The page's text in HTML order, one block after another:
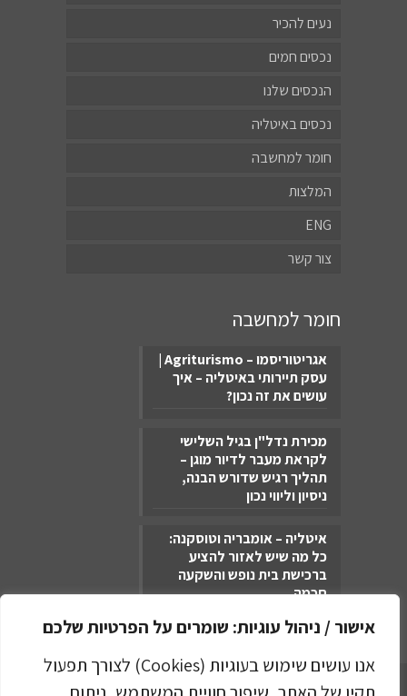
אישור / ניהול עוגיות: שומרים על הפרטיות שלכם
אנו עושים שימוש בעוגיות (Cookies) לצורך תפעול
נעים להכיר
נכסים חמים
הנכסים שלנו
נכסים באיטליה
חומר למחשבה
המלצות
ENG
צור קשר
חומר למחשבה
אגריטוריסמו – Agriturismo |
עסק תיירותי באיטליה – איך
עושים את זה נכון?
מכירת נדל"ן בגיל השלישי
לקראת מעבר לדיור מוגן –
תהליך רגיש שדורש הבנה,
ניסיון וליווי נכון
איטליה – אומבריה וטוסקנה:
כל מה שיש לאזור להציע
ברכישת בית נופש והשקעה
חכמה